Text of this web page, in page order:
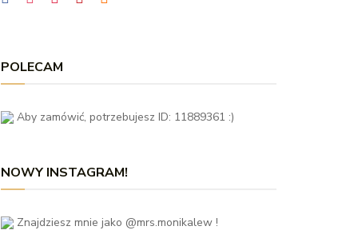
POLECAM
Aby zamówić, potrzebujesz ID: 11889361 :)
NOWY INSTAGRAM!
Znajdziesz mnie jako @mrs.monikalew !